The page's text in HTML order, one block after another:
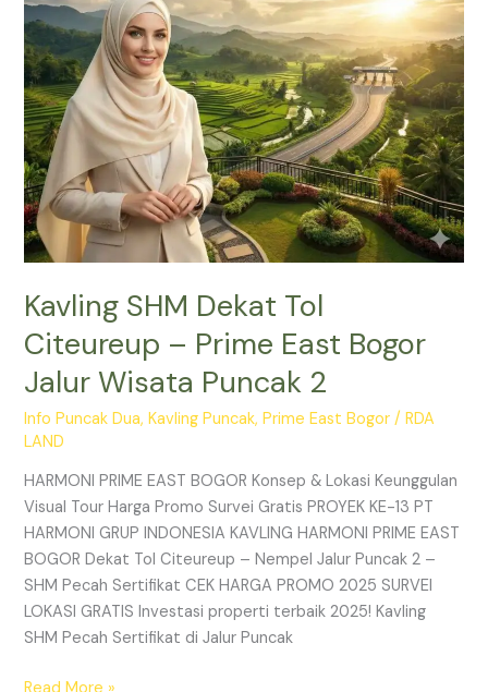
Kavling SHM Dekat Tol
Citeureup – Prime East Bogor
Jalur Wisata Puncak 2
Info Puncak Dua,Kavling Puncak,Prime East Bogor /RDA
LAND
HARMONI PRIME EAST BOGOR Konsep & Lokasi Keunggulan
Visual Tour Harga Promo Survei Gratis PROYEK KE-13 PT
HARMONI GRUP INDONESIA KAVLING HARMONI PRIME EAST
BOGOR Dekat Tol Citeureup – Nempel Jalur Puncak 2 –
SHM Pecah Sertifikat CEK HARGA PROMO 2025 SURVEI
LOKASI GRATIS Investasi properti terbaik 2025! Kavling
SHM Pecah Sertifikat di Jalur Puncak
East
Bogor
Jalur
Wisata
Puncak
2